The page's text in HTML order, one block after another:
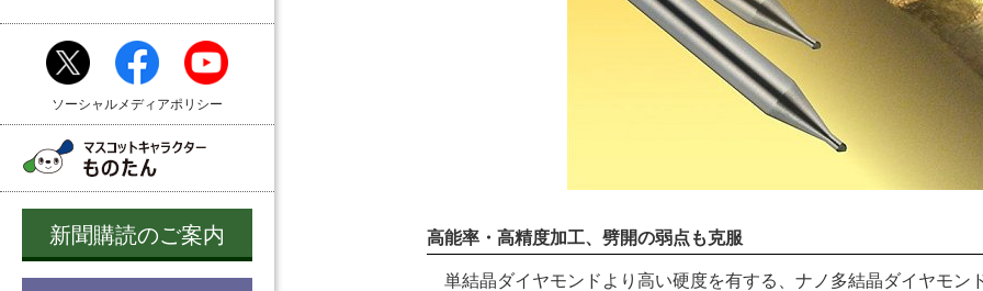
ソーシャルメディアポリシー
新聞購読のご案内 高能率・高精度加工、劈開の弱点も克服
単結晶ダイヤモンドより高い硬度を有する、ナノ多結晶ダイヤモ